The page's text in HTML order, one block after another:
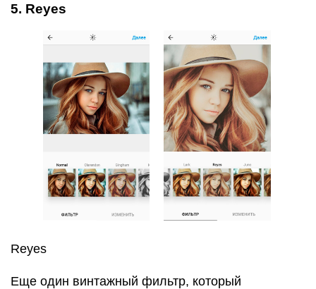
5. Reyes
Reyes
Еще один винтажный фильтр, который